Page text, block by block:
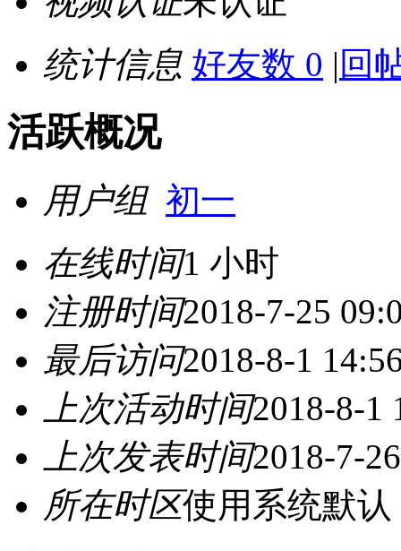
统计信息 好友数 0 | 回
活跃概况
用户组 初一
在线时间1 小时
注册时间2018-7-25
最后访问2018-8-1
上次活动时间2018-8-1
上次发表时间2018-7-
所在时区使用系统默认